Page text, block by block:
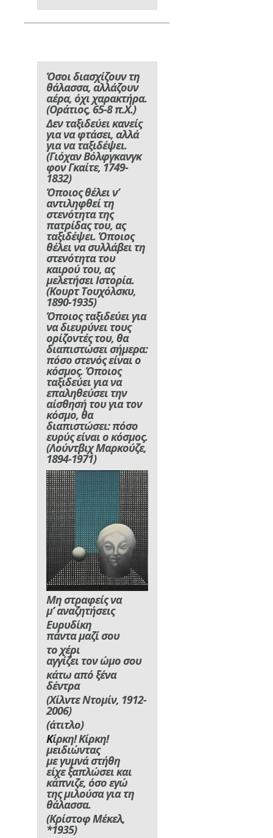
Όσοι διασχίζουν τη
θάλασσα, αλλάζουν
αέρα, όχι χαρακτήρα.
(Οράτιος, 65-8 π.Χ.)
Δεν ταξιδεύει κανείς
για να φτάσει, αλλά
για να ταξιδέψει.
(Γιόχαν Βόλφγκανγκ
φον Γκαίτε, 1749-
1832)
Όποιος θέλει ν’
αντιληφθεί τη
στενότητα της
πατρίδας του, ας
ταξιδέψει. Όποιος
θέλει να συλλάβει τη
στενότητα του
καιρού του, ας
μελετήσει Ιστορία.
(Κουρτ Τουχόλσκυ,
1890-1935)
Όποιος ταξιδεύει για
να διευρύνει τους
ορίζοντές του, θα
διαπιστώσει σήμερα:
πόσο στενός είναι ο
κόσμος. Όποιος
ταξιδεύει για να
επαληθεύσει την
αίσθησή του για τον
κόσμο, θα
διαπιστώσει: πόσο
ευρύς είναι ο κόσμος.
(Λούντβιχ Μαρκούζε,
1894-1971)
Μη στραφείς να
μ’ αναζητήσεις
Ευρυδίκη
πάντα μαζί σου
το χέρι
αγγίζει τον ώμο σου
κάτω από ξένα
δέντρα
(Χίλντε Ντομίν, 1912-
2006)
(άτιτλο)
Κίρκη! Κίρκη!
μειδιώντας
με γυμνά στήθη
είχε ξαπλώσει και
κάπνιζε, όσο εγώ
της μιλούσα για τη
θάλασσα.
(Κρίστοφ Μέκελ,
*1935)